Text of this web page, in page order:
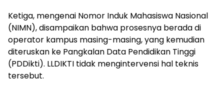
Ketiga, mengenai Nomor Induk Mahasiswa Nasional
(NIMN), disampaikan bahwa prosesnya berada di
operator kampus masing-masing, yang kemudian
diteruskan ke Pangkalan Data Pendidikan Tinggi
(PDDikti). LLDIKTI tidak mengintervensi hal teknis
tersebut.